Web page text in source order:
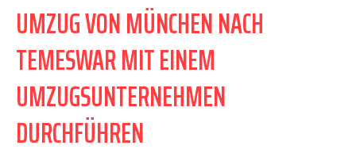
UMZUG VON MÜNCHEN NACH
TEMESWAR MIT EINEM
UMZUGSUNTERNEHMEN
DURCHFÜHREN